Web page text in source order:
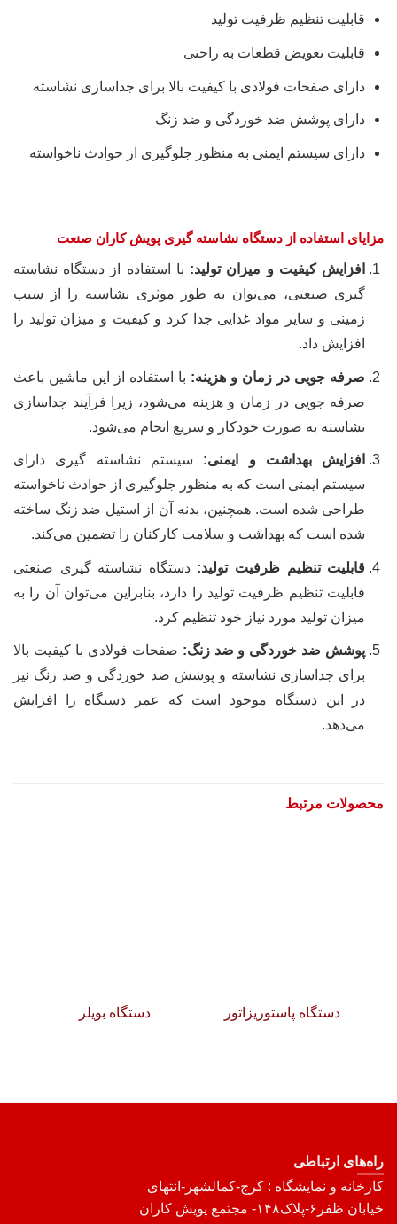
قابلیت تنظیم ظرفیت تولید
قابلیت تعویض قطعات به راحتی
دارای صفحات فولادی با کیفیت بالا برای جداسازی نشاسته
دارای پوشش ضد خوردگی و ضد زنگ
دارای سیستم ایمنی به منظور جلوگیری از حوادث ناخواسته
مزایای استفاده از دستگاه نشاسته گیری پویش کاران صنعت
افزایش کیفیت و میزان تولید: با استفاده از دستگاه نشاسته
گیری صنعتی، می‌توان به طور موثری نشاسته را از سیب
زمینی و سایر مواد غذایی جدا کرد و کیفیت و میزان تولید را
افزایش داد.
صرفه جویی در زمان و هزینه: با استفاده از این ماشین باعث
صرفه جویی در زمان و هزینه می‌شود، زیرا فرآیند جداسازی
نشاسته به صورت خودکار و سریع انجام می‌شود.
افزایش بهداشت و ایمنی: سیستم نشاسته گیری دارای
سیستم ایمنی است که به منظور جلوگیری از حوادث ناخواسته
طراحی شده است. همچنین، بدنه آن از استیل ضد زنگ ساخته
شده است که بهداشت و سلامت کارکنان را تضمین می‌کند.
قابلیت تنظیم ظرفیت تولید: دستگاه نشاسته گیری صنعتی
قابلیت تنظیم ظرفیت تولید را دارد، بنابراین می‌توان آن را به
میزان تولید مورد نیاز خود تنظیم کرد.
پوشش ضد خوردگی و ضد زنگ: صفحات فولادی با کیفیت بالا
برای جداسازی نشاسته و پوشش ضد خوردگی و ضد زنگ نیز
در این دستگاه موجود است که عمر دستگاه را افزایش
می‌دهد.
محصولات مرتبط
دستگاه پاستوریزاتور دستگاه بویلر
راه‌های ارتباطی
کارخانه و نمایشگاه : کرج-کمالشهر-انتهای
خیابان ظفر۶-پلاک۱۴۸- مجتمع پویش کاران